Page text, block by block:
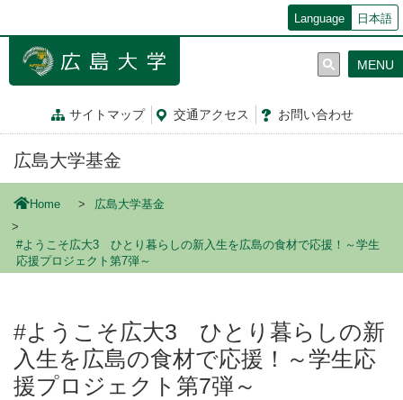
ン
Language 日本語
サイトマップ 交通アクセス お問い合わせ
MENU
広島大学基金
Home 広島大学基金
#ようこそ広大3 ひとり暮らしの新入生を広島の食材で応援！～学生
応援プロジェクト第7弾～
#ようこそ広大3 ひとり暮らしの新
入生を広島の食材で応援！～学生応
援プロジェクト第7弾～